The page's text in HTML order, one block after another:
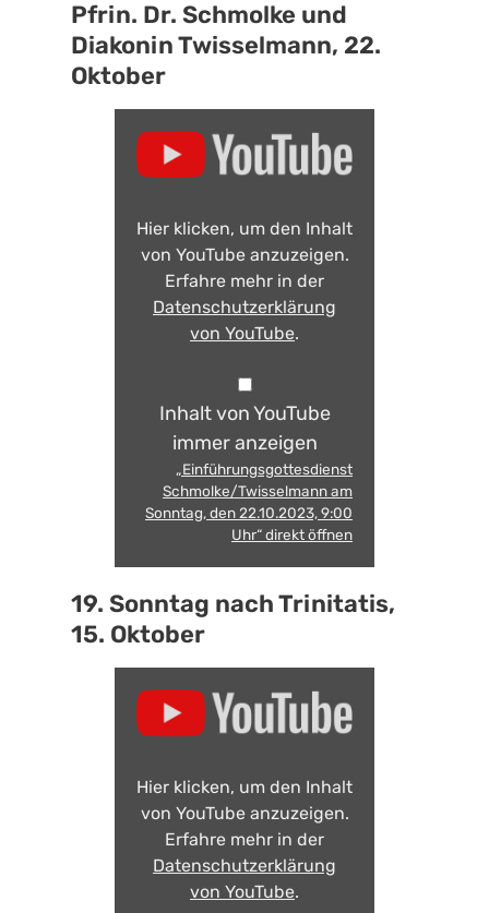
Pfrin. Dr. Schmolke und
Diakonin Twisselmann, 22.
Oktober
Hier klicken, um den Inhalt
von YouTube anzuzeigen.
Erfahre mehr in der
Datenschutzerklärung
von YouTube.
Inhalt von YouTube
immer anzeigen
„Einführungsgottesdienst
Schmolke/Twisselmann am
Sonntag, den 22.10.2023, 9:00
Uhr“ direkt öffnen
19. Sonntag nach Trinitatis,
15. Oktober
Hier klicken, um den Inhalt
von YouTube anzuzeigen.
Erfahre mehr in der
Datenschutzerklärung
von YouTube.